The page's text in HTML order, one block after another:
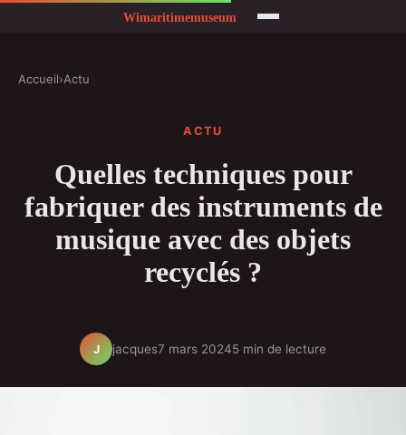
Accueil›Actu
ACTU
Quelles techniques pour
fabriquer des instruments de
musique avec des objets
recyclés ?
J jacques7 mars 20245 min de lecture